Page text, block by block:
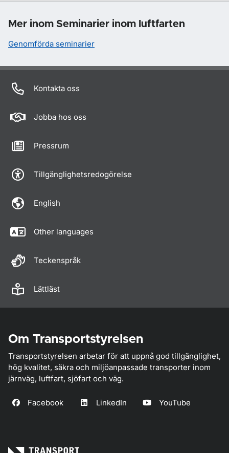
Mer inom Seminarier inom luftfarten
Genomförda seminarier
Kontakta oss
Jobba hos oss
Pressrum
Tillgänglighetsredogörelse
English
Other languages
Teckenspråk
Lättläst
Om Transportstyrelsen
Transportstyrelsen arbetar för att uppnå god tillgänglighet,
hög kvalitet, säkra och miljöanpassade transporter inom
järnväg, luftfart, sjöfart och väg.
Facebook LinkedIn YouTube